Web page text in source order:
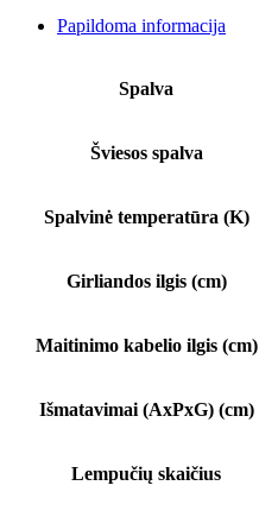
Papildoma informacija
Spalva
Šviesos spalva
Spalvinė temperatūra (K)
Girliandos ilgis (cm)
Maitinimo kabelio ilgis (cm)
Išmatavimai (AxPxG) (cm)
Lempučių skaičius